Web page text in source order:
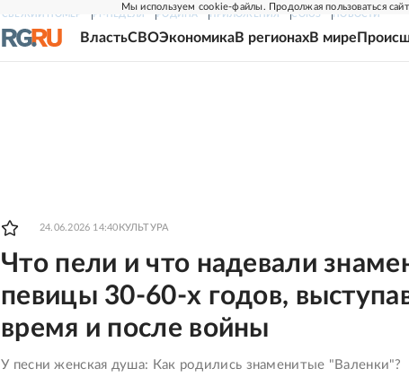
Мы используем cookie-файлы. Продолжая пользоваться
СВЕЖИЙ НОМЕР РГ-НЕДЕЛЯ РОДИНА ПРИЛОЖЕНИЯ СОЮЗ НОВОСТИ
ВластьСВОЭкономикаВ регионахВ мире
24.06.2026 14:40 КУЛЬТУРА
Что пели и что надевали
певицы 30-60-х годов,
время и после войны
У песни женская душа: Как родились знаменитые "Валенки"?